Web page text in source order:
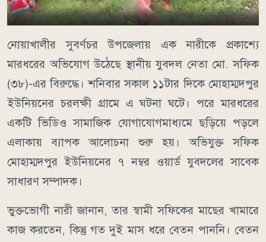
নোয়াখালীর সুবর্ণচর উপজেলায় এক নারীকে প্রকাশ্যে
মারধরের অভিযোগ উঠেছে স্থানীয় যুবদল নেতা মো. সফিক
(৩৮)-এর বিরুদ্ধে। শনিবার সকাল ১১টার দিকে মোহাম্মদপুর
ইউনিয়নের চরলক্ষী গ্রামে এ ঘটনা ঘটে। পরে মারধরের
একটি ভিডিও সামাজিক যোগাযোগমাধ্যমে ছড়িয়ে পড়লে
এলাকায় ব্যাপক আলোচনা শুরু হয়। অভিযুক্ত সফিক
মোহাম্মদপুর ইউনিয়নের ৭ নম্বর ওয়ার্ড যুবদলের সাবেক
সাধারণ সম্পাদক।
ভুক্তভোগী নারী জানান, তার স্বামী সফিকের মাছের খামারে
কাজ করতেন, কিন্তু গত দুই মাস ধরে বেতন পাননি। বেতন